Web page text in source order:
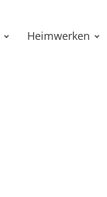
Heimwerken